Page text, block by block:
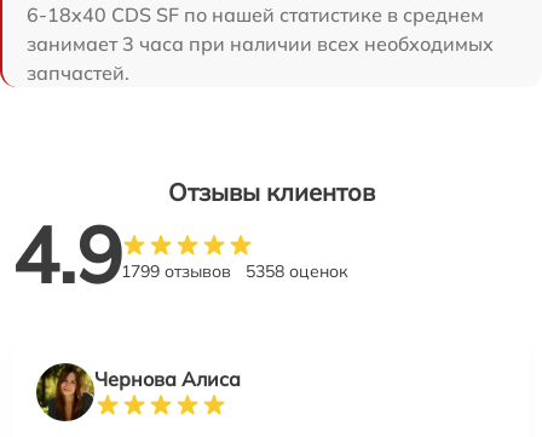
6-18x40 CDS SF по нашей статистике в среднем
занимает 3 часа при наличии всех необходимых
запчастей.
Отзывы клиентов
4.91799 отзывов 5358 оценок
Чернова Алиса